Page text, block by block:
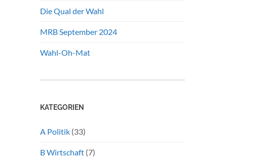
Die Qual der Wahl
MRB September 2024
Wahl-Oh-Mat
KATEGORIEN
A Politik (33)
B Wirtschaft (7)